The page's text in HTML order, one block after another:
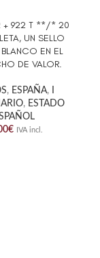
+ 922 T **/* 20
UN SELLO
EN EL
DE VALOR.
, ESPAÑA,
, ESTADO
€ IVA incl.